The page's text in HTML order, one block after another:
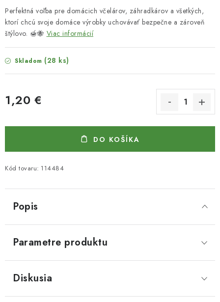
Perfektná voľba pre domácich včelárov, záhradkárov a všetkých,
ktorí chcú svoje domáce výrobky uchovávať bezpečne a zároveň
štýlovo. 🍯🐝 Viac informácií
Skladom (28 ks)
1,20 €
DO KOŠÍKA
Kód tovaru: 114484
Popis
Parametre produktu
Diskusia